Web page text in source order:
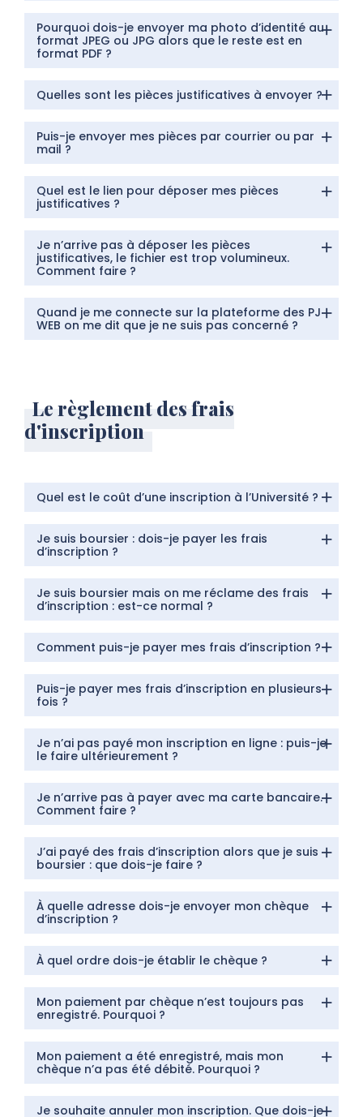
Pourquoi dois-je envoyer ma photo d’identité au
format JPEG ou JPG alors que le reste est en
format PDF ?
Quelles sont les pièces justificatives à envoyer ?
Puis-je envoyer mes pièces par courrier ou par
mail ?
Quel est le lien pour déposer mes pièces
justificatives ?
Je n’arrive pas à déposer les pièces
justificatives, le fichier est trop volumineux.
Comment faire ?
Quand je me connecte sur la plateforme des PJ
WEB on me dit que je ne suis pas concerné ?
Le règlement des frais
d'inscription
Quel est le coût d’une inscription à l’Université ?
Je suis boursier : dois-je payer les frais
d’inscription ?
Je suis boursier mais on me réclame des frais
d’inscription : est-ce normal ?
Comment puis-je payer mes frais d’inscription ?
Puis-je payer mes frais d’inscription en plusieurs
fois ?
Je n’ai pas payé mon inscription en ligne : puis-je
le faire ultérieurement ?
Je n’arrive pas à payer avec ma carte bancaire.
Comment faire ?
J’ai payé des frais d’inscription alors que je suis
boursier : que dois-je faire ?
À quelle adresse dois-je envoyer mon chèque
d’inscription ?
À quel ordre dois-je établir le chèque ?
Mon paiement par chèque n’est toujours pas
enregistré. Pourquoi ?
Mon paiement a été enregistré, mais mon
chèque n’a pas été débité. Pourquoi ?
Je souhaite annuler mon inscription. Que dois-je